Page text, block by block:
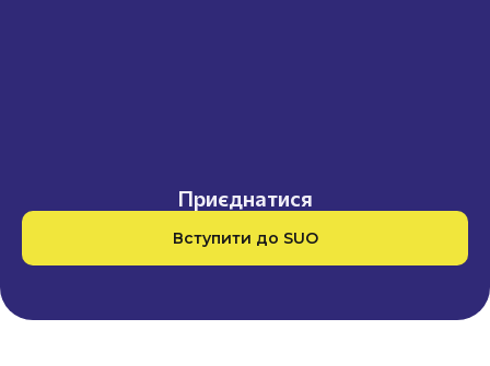
Приєднатися
Вступити до SUO